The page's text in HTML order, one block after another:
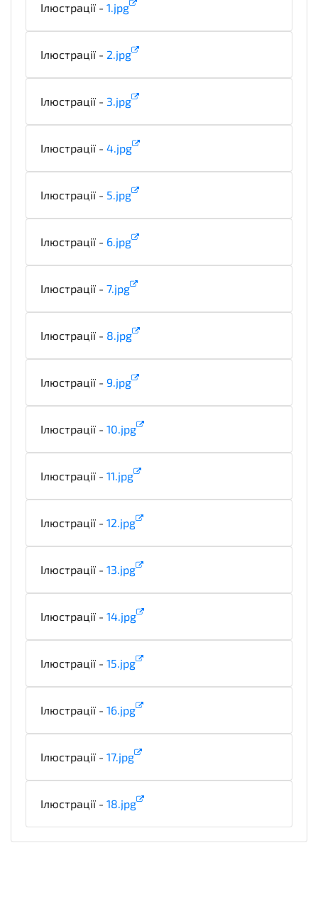
Ілюстрації - 1.jpg
Ілюстрації - 2.jpg
Ілюстрації - 3.jpg
Ілюстрації - 4.jpg
Ілюстрації - 5.jpg
Ілюстрації - 6.jpg
Ілюстрації - 7.jpg
Ілюстрації - 8.jpg
Ілюстрації - 9.jpg
Ілюстрації - 10.jpg
Ілюстрації - 11.jpg
Ілюстрації - 12.jpg
Ілюстрації - 13.jpg
Ілюстрації - 14.jpg
Ілюстрації - 15.jpg
Ілюстрації - 16.jpg
Ілюстрації - 17.jpg
Ілюстрації - 18.jpg